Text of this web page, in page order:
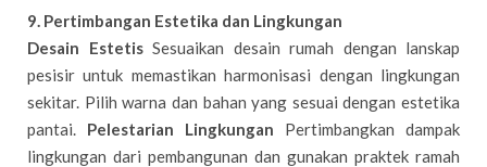
9. Pertimbangan Estetika dan Lingkungan
Desain EstetisSesuaikan desain rumah dengan lanskap
pesisir untuk memastikan harmonisasi dengan lingkungan
sekitar. Pilih warna dan bahan yang sesuai dengan estetika
pantai. Pelestarian Lingkungan Pertimbangkan dampak
lingkungan dari pembangunan dan gunakan praktek ramah